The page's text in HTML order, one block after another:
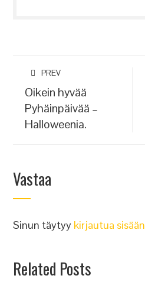
PREV
Oikein hyvää
Pyhäinpäivää –
Halloweenia.
Vastaa
Sinun täytyy kirjautua sisään
Related Posts